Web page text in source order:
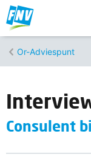
Or-Adviespunt
Consulent